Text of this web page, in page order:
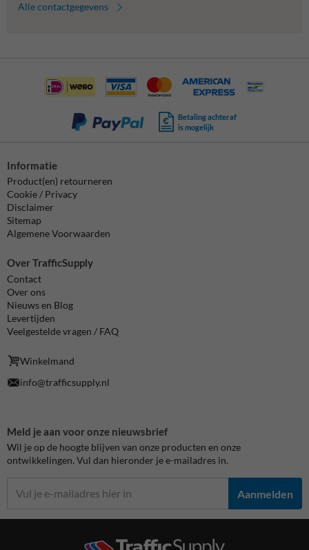
Alle contactgegevens
Betaling achteraf
is mogelijk
Informatie
Product(en) retourneren
Cookie / Privacy
Disclaimer
Sitemap
Algemene Voorwaarden
Over TrafficSupply
Contact
Over ons
Nieuws en Blog
Levertijden
Veelgestelde vragen / FAQ
Winkelmand
info@trafficsupply.nl
Meld je aan voor onze nieuwsbrief
Wil je op de hoogte blijven van onze producten en onze
ontwikkelingen. Vul dan hieronder je e-mailadres in.
Aanmelden